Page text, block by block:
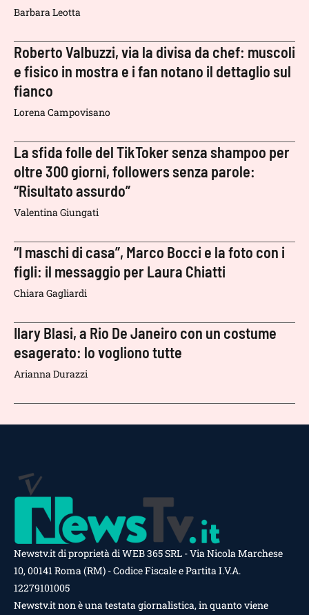
Barbara Leotta
Roberto Valbuzzi, via la divisa da chef: muscoli
e fisico in mostra e i fan notano il dettaglio sul
fianco
Lorena Campovisano
La sfida folle del TikToker senza shampoo per
oltre 300 giorni, followers senza parole:
“Risultato assurdo”
Valentina Giungati
“I maschi di casa”, Marco Bocci e la foto con i
figli: il messaggio per Laura Chiatti
Chiara Gagliardi
Ilary Blasi, a Rio De Janeiro con un costume
esagerato: lo vogliono tutte
Arianna Durazzi
Newstv.it di proprietà di WEB 365 SRL - Via Nicola Marchese
10, 00141 Roma (RM) - Codice Fiscale e Partita I.V.A.
12279101005
Newstv.it non è una testata giornalistica, in quanto viene